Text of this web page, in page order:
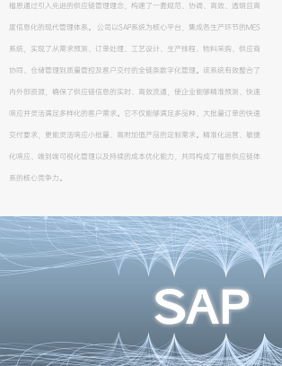
福恩通过引入先进的供应链管理理念，构建了一套规范、协调、高效、透明且高
度信息化的现代管理体系。 公司以SAP系统为核心平台，集成各生产环节的MES
系统，实现了从需求预测、订单处理、工艺设计、生产排程、物料采购、供应商
协同、仓储管理到质量管控及客户交付的全链条数字化管理。该系统有效整合了
内外部资源，确保了供应链信息的实时、高效流通，使企业能够精准预测、快速
响应并灵活满足多样化的客户需求。它不仅能够满足多品种、大批量订单的快速
交付要求，更能灵活响应小批量、高附加值产品的定制需求。精准化运营、敏捷
化响应、端到端可视化管理以及持续的成本优化能力，共同构成了福恩供应链体
系的核心竞争力。